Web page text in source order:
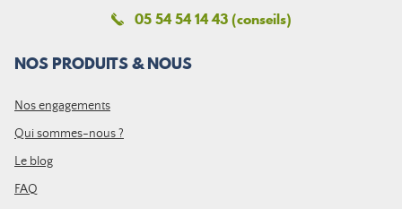
05 54 54 14 43 (conseils)
NOS PRODUITS & NOUS
Nos engagements
Qui sommes-nous ?
Le blog
FAQ